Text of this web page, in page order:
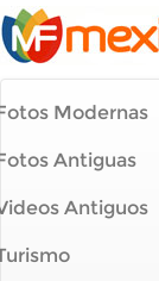
Modernas
Antiguas
Antiguos